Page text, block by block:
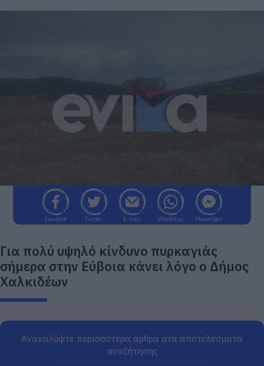
Facebook Twitter E-mail WhatsApp Messenger
Για πολύ υψηλό κίνδυνο πυρκαγιάς
σήμερα στην Εύβοια κάνει λόγο ο Δήμος
Χαλκιδέων
Ανακαλύψτε περισσότερα άρθρα στα αποτελέσματα
αναζήτησης